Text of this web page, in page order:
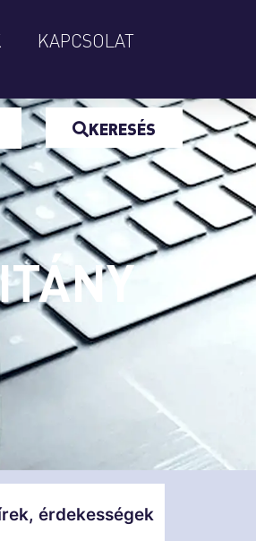
KAPCSOLAT
KERESÉS
érdekességek